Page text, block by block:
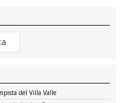
del Villa Valle